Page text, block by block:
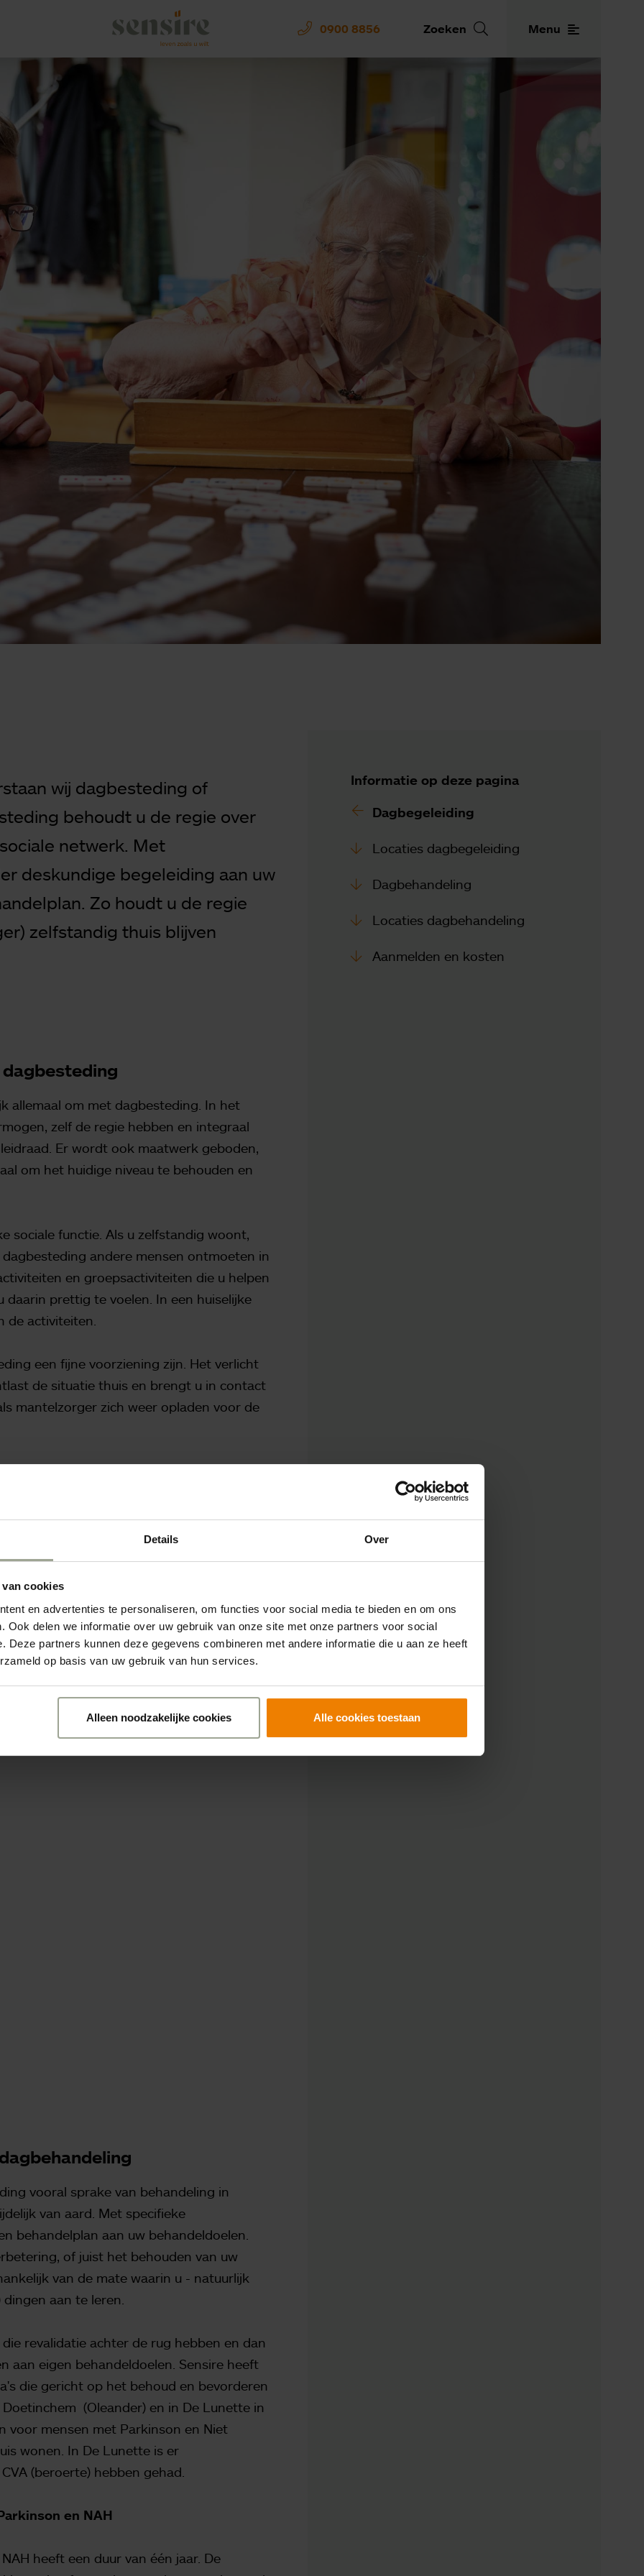
Details Over
cookies
en advertenties te personaliseren, om functies voor social media te bieden en om ons
Ook delen we informatie over uw gebruik van onze site met onze partners voor social
Deze partners kunnen deze gegevens combineren met andere informatie die u aan ze heeft
op basis van uw gebruik van hun services.
Alleen noodzakelijke cookies Alle cookies toestaan
Sensire logo
0900 8856 Zoeken Menu
Ontdek onze zorgzoeker
Hulp nodig bij het
vinden van de
juiste zorg?
Direct contact
wij dagbesteding of
behoudt u de regie over
netwerk. Met
deskundige begeleiding aan uw
Zo houdt u de regie
zelfstandig thuis blijven
allemaal om met dagbesteding. In het
zelf de regie hebben en integraal
Er wordt ook maatwerk geboden,
om het huidige niveau te behouden en
sociale functie. Als u zelfstandig woont,
andere mensen ontmoeten in
en groepsactiviteiten die u helpen
prettig te voelen. In een huiselijke
de activiteiten.
een fijne voorziening zijn. Het verlicht
de situatie thuis en brengt u in contact
mantelzorger zich weer opladen voor de
vooral sprake van behandeling in
van aard. Met specifieke
behandelplan aan uw behandeldoelen.
of juist het behouden van uw
van de mate waarin u - natuurlijk
aan te leren.
revalidatie achter de rug hebben en dan
aan eigen behandeldoelen. Sensire heeft
die gericht op het behoud en bevorderen
(Oleander) en in De Lunette in
voor mensen met Parkinson en Niet
wonen. In De Lunette is er
(beroerte) hebben gehad.
en NAH
heeft een duur van één jaar. De
Informatie op deze pagina
Dagbegeleiding
Locaties dagbegeleiding
Dagbehandeling
Locaties dagbehandeling
Aanmelden en kosten